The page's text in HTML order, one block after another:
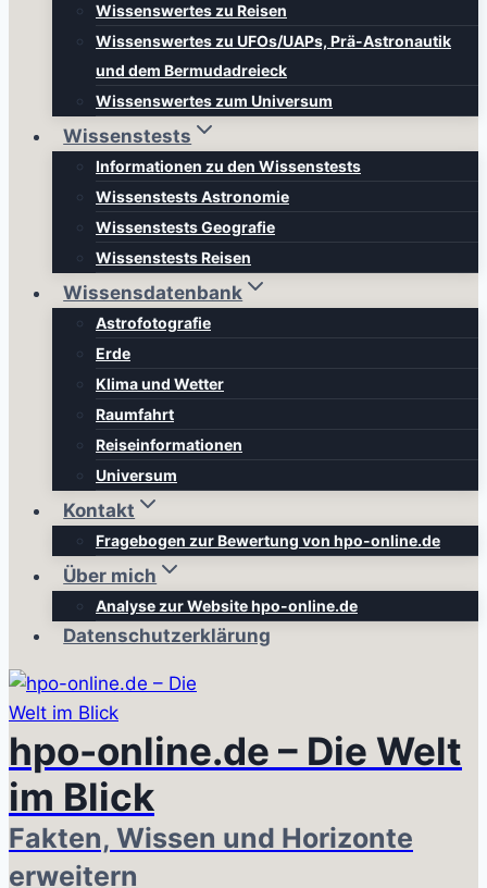
Wissenswertes zu Reisen
Wissenswertes zu UFOs/UAPs, Prä-Astronautik
und dem Bermudadreieck
Wissenswertes zum Universum
Wissenstests
Informationen zu den Wissenstests
Wissenstests Astronomie
Wissenstests Geografie
Wissenstests Reisen
Wissensdatenbank
Astrofotografie
Erde
Klima und Wetter
Raumfahrt
Reiseinformationen
Universum
Kontakt
Fragebogen zur Bewertung von hpo-online.de
Über mich
Analyse zur Website hpo-online.de
Datenschutzerklärung
hpo-online.de – Die Welt
im Blick
Fakten, Wissen und Horizonte
erweitern